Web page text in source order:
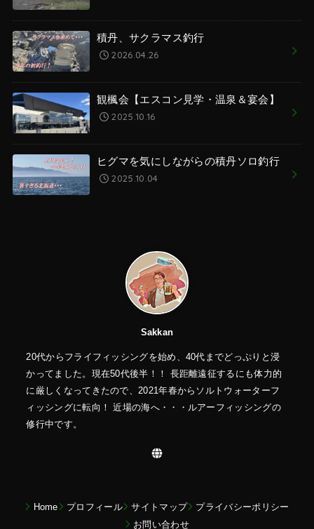
積丹、サクラマス釣行
2026.04.26
観楓会【エスコン見学・温泉＆宴会】
2025.10.16
ヒグマを気にしながらの積丹ソロ釣行
2025.10.04
Sakkan
20代からフライフィッシングを始め、40代までどっぷりと浸
かってました。現在50代後半！！ 長距離遠征するにも体力的
に厳しくなってきたので、2021年春からソルトウォーターフ
ィッシングに転向！ 近場の海へ・・・ルアーフィッシングの
修行中です。
Home プロフィール サイトマップ
プライバシーポリシー
お問い合わせ